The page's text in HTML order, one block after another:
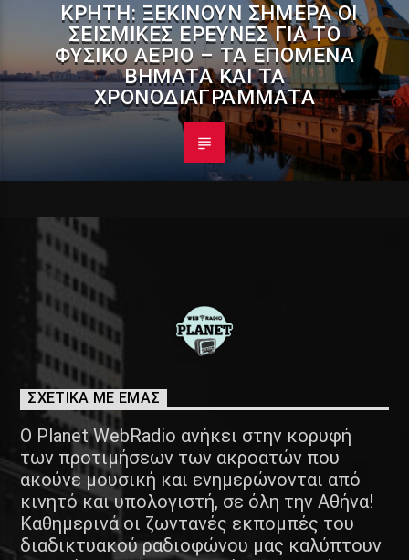
ΚΡΉΤΗ: ΞΕΚΙΝΟΎΝ ΣΉΜΕΡΑ ΟΙ
ΣΕΙΣΜΙΚΈΣ ΈΡΕΥΝΕΣ ΓΙΑ ΤΟ
ΦΥΣΙΚΌ ΑΈΡΙΟ – ΤΑ ΕΠΌΜΕΝΑ
ΒΉΜΑΤΑ ΚΑΙ ΤΑ
ΧΡΟΝΟΔΙΑΓΡΆΜΜΑΤΑ
ΣΧΕΤΙΚΑ ΜΕ ΕΜΑΣ
Ο Planet WebRadio ανήκει στην κορυφή
των προτιμήσεων των ακροατών που
ακούνε μουσική και ενημερώνονται από
κινητό και υπολογιστή, σε όλη την Αθήνα!
Καθημερινά οι ζωντανές εκπομπές του
διαδικτυακού ραδιοφώνου μας καλύπτουν